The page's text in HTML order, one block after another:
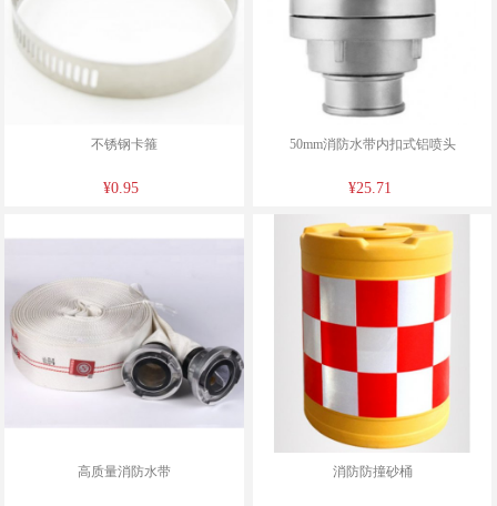
不锈钢卡箍
¥0.95
50mm消防水带内扣式铝喷头
¥25.71
高质量消防水带 消防防撞砂桶